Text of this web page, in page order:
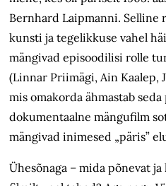
Bernhard Laipmanni. Selline
kunsti ja tegelikkuse vahel
mängivad episoodilisi rolle
(Linnar Priimägi, Ain Kaalep,
mis omakorda ähmastab
dokumentaalne mängufilm
mängivad inimesed „päris”
Ühesõnaga – mida põnevat